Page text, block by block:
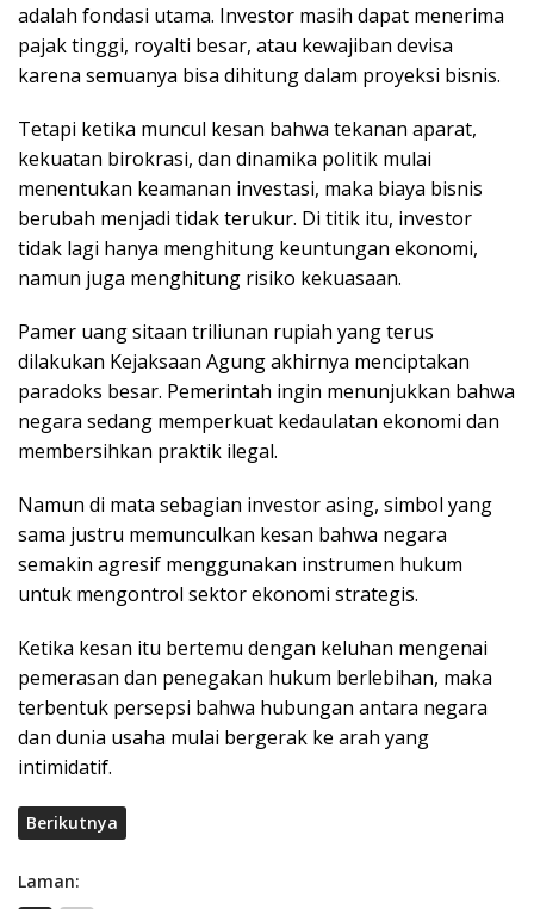
adalah fondasi utama. Investor masih dapat menerima
pajak tinggi, royalti besar, atau kewajiban devisa
karena semuanya bisa dihitung dalam proyeksi bisnis.
Tetapi ketika muncul kesan bahwa tekanan aparat,
kekuatan birokrasi, dan dinamika politik mulai
menentukan keamanan investasi, maka biaya bisnis
berubah menjadi tidak terukur. Di titik itu, investor
tidak lagi hanya menghitung keuntungan ekonomi,
namun juga menghitung risiko kekuasaan.
Pamer uang sitaan triliunan rupiah yang terus
dilakukan Kejaksaan Agung akhirnya menciptakan
paradoks besar. Pemerintah ingin menunjukkan bahwa
negara sedang memperkuat kedaulatan ekonomi dan
membersihkan praktik ilegal.
Namun di mata sebagian investor asing, simbol yang
sama justru memunculkan kesan bahwa negara
semakin agresif menggunakan instrumen hukum
untuk mengontrol sektor ekonomi strategis.
Ketika kesan itu bertemu dengan keluhan mengenai
pemerasan dan penegakan hukum berlebihan, maka
terbentuk persepsi bahwa hubungan antara negara
dan dunia usaha mulai bergerak ke arah yang
intimidatif.
Berikutnya
Laman: